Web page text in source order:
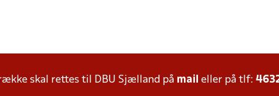
skal rettes til DBU Sjælland på mail eller på tlf: